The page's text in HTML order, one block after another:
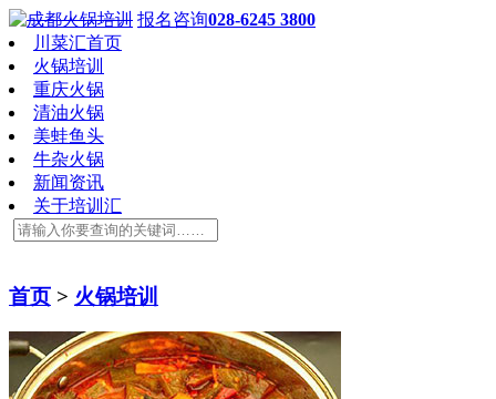
报名咨询028-6245 3800
川菜汇首页
火锅培训
重庆火锅
清油火锅
美蛙鱼头
牛杂火锅
新闻资讯
关于培训汇
首页 > 火锅培训